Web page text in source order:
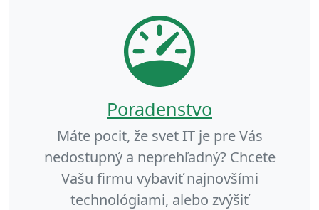
Poradenstvo
Máte pocit, že svet IT je pre Vás
nedostupný a neprehľadný? Chcete
Vašu firmu vybaviť najnovšími
technológiami, alebo zvýšiť